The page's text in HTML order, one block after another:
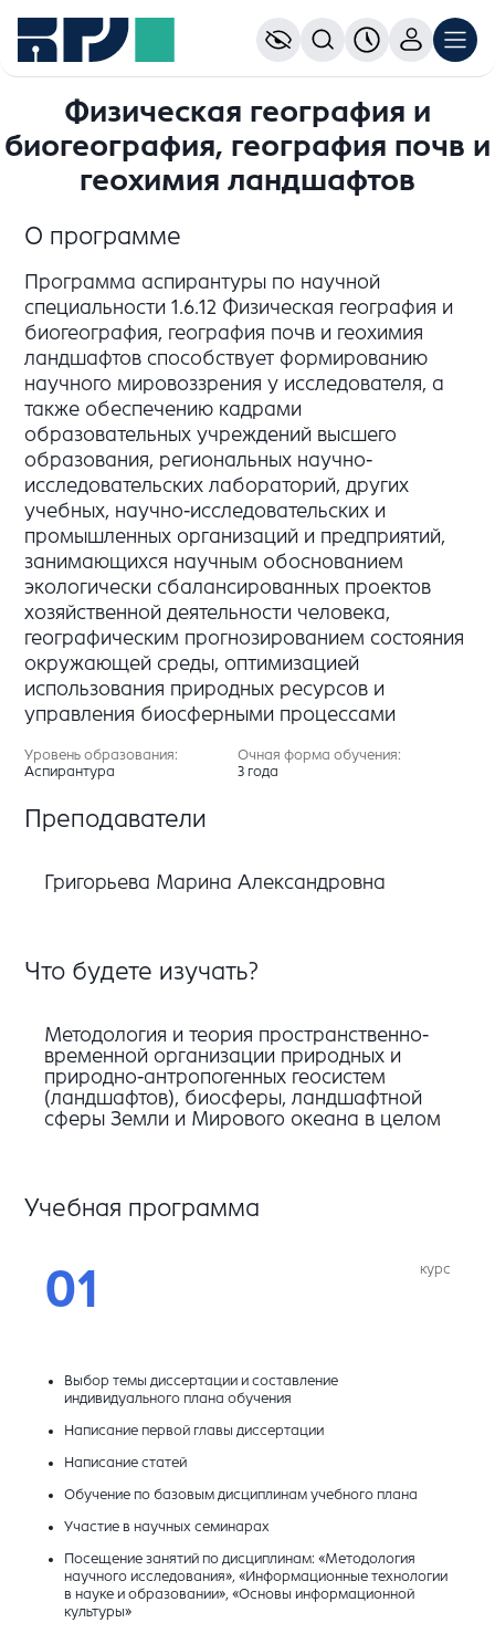
Физическая география и
биогеография, география почв и
геохимия ландшафтов
О программе
Программа аспирантуры по научной
специальности 1.6.12 Физическая география и
биогеография, география почв и геохимия
ландшафтов способствует формированию
научного мировоззрения у исследователя, а
также обеспечению кадрами
образовательных учреждений высшего
образования, региональных научно-
исследовательских лабораторий, других
учебных, научно-исследовательских и
промышленных организаций и предприятий,
занимающихся научным обоснованием
экологически сбалансированных проектов
хозяйственной деятельности человека,
географическим прогнозированием состояния
окружающей среды, оптимизацией
использования природных ресурсов и
управления биосферными процессами
Уровень образования:
Аспирантура
Очная форма обучения:
3 года
Преподаватели
Григорьева Марина Александровна
Что будете изучать?
Методология и теория пространственно-
временной организации природных и
природно-антропогенных геосистем
(ландшафтов), биосферы, ландшафтной
сферы Земли и Мирового океана в целом
Учебная программа
01 курс
Выбор темы диссертации и составление
индивидуального плана обучения
Написание первой главы диссертации
Написание статей
Обучение по базовым дисциплинам учебного плана
Участие в научных семинарах
Посещение занятий по дисциплинам: «Методология
научного исследования», «Информационные технологии
в науке и образовании», «Основы информационной
культуры»